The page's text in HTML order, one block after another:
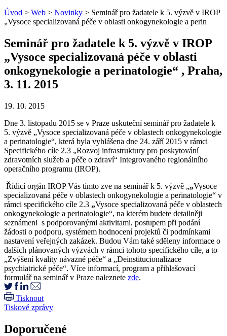
Úvod > Web > Novinky > Seminář pro žadatele k 5. výzvě v IROP
„Vysoce specializovaná péče v oblasti onkogynekologie a perin
Seminář pro žadatele k 5. výzvě v IROP
„Vysoce specializovaná péče v oblasti
onkogynekologie a perinatologie“ , Praha,
3. 11. 2015
19. 10. 2015
Dne 3. listopadu 2015 se v Praze uskuteční seminář pro žadatele k
5. výzvě „Vysoce specializovaná péče v oblastech onkogynekologie
a perinatologie“, která byla vyhlášena dne 24. září 2015 v rámci
Specifického cíle 2.3 „Rozvoj infrastruktury pro poskytování
zdravotních služeb a péče o zdraví“ Integrovaného regionálního
operačního programu (IROP).
Řídicí orgán IROP Vás tímto zve na seminář k 5. výzvě „„Vysoce
specializovaná péče v oblastech onkogynekologie a perinatologie“ v
rámci specifického cíle 2.3 „Vysoce specializovaná péče v oblastech
onkogynekologie a perinatologie“, na kterém budete detailněji
seznámeni s podporovanými aktivitami, postupem při podání
žádosti o podporu, systémem hodnocení projektů či podmínkami
nastavení veřejných zakázek. Budou Vám také sděleny informace o
dalších plánovaných výzvách v rámci tohoto specifického cíle, a to
„Zvýšení kvality návazné péče“ a „Deinstitucionalizace
psychiatrické péče“. Více informací, program a přihlašovací
formulář na seminář v Praze naleznete zde.
Tisknout
Tiskové zprávy
Doporučené